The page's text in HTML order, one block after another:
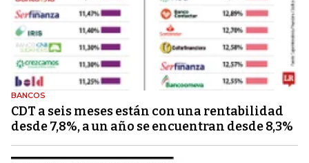
BANCOS
CDT a seis meses están con una rentabilidad
desde 7,8%, a un año se encuentran desde 8,3%